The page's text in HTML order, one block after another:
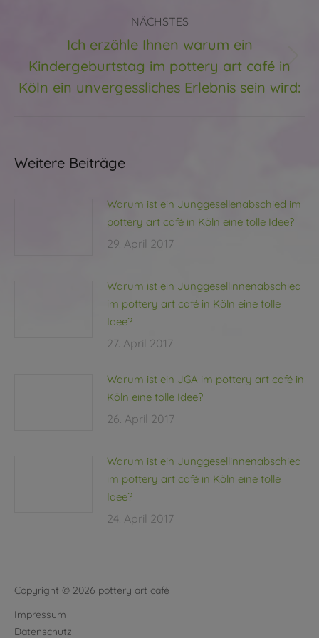
NÄCHSTES
Nächster
Beitrag:
Ich erzähle Ihnen warum ein
Kindergeburtstag im pottery art café in
Köln ein unvergessliches Erlebnis sein wird:
Weitere Beiträge
Warum ist ein Junggesellenabschied im
pottery art café in Köln eine tolle Idee?
29. April 2017
Warum ist ein Junggesellinnenabschied
im pottery art café in Köln eine tolle
Idee?
27. April 2017
Warum ist ein JGA im pottery art café in
Köln eine tolle Idee?
26. April 2017
Warum ist ein Junggesellinnenabschied
im pottery art café in Köln eine tolle
Idee?
24. April 2017
Copyright © 2026 pottery art café
Impressum
Datenschutz